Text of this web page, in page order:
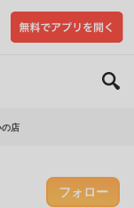
の店
フォロー